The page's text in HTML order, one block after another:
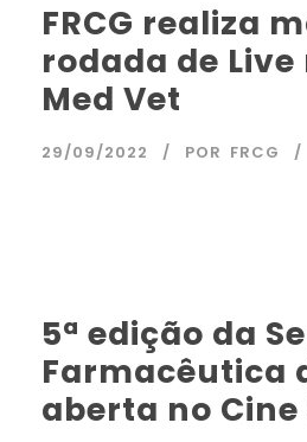
FRCG realiza
rodada de
Med Vet
29/09/2022 POR FRCG
5ª edição da
Farmacêutica
aberta no Cine